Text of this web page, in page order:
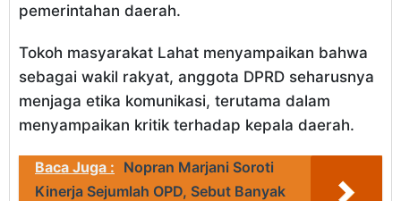
pemerintahan daerah.
Tokoh masyarakat Lahat menyampaikan bahwa
sebagai wakil rakyat, anggota DPRD seharusnya
menjaga etika komunikasi, terutama dalam
menyampaikan kritik terhadap kepala daerah.
Baca Juga : Nopran Marjani Soroti
Kinerja Sejumlah OPD, Sebut Banyak